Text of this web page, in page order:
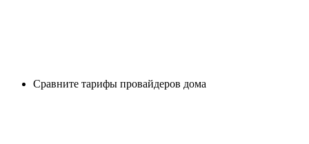
Сравните тарифы провайдеров дома